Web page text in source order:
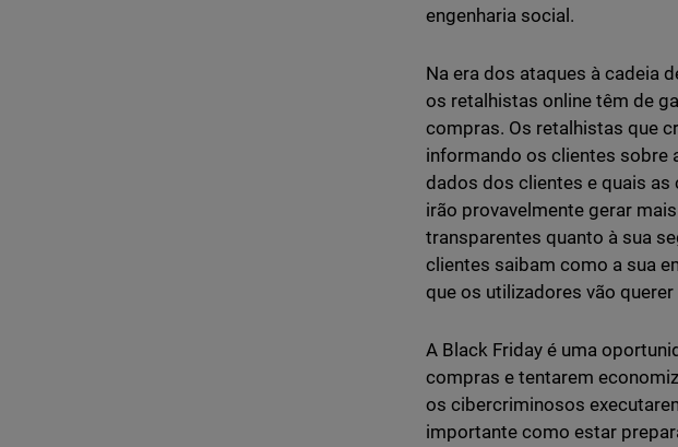
engenharia social.
Na era dos ataques à cadeia
os retalhistas online têm de
compras. Os retalhistas que
informando os clientes sobre
dados dos clientes e quais
irão provavelmente gerar
transparentes quanto à sua
clientes saibam como a sua
que os utilizadores vão
A Black Friday é uma
compras e tentarem
os cibercriminosos
importante como estar